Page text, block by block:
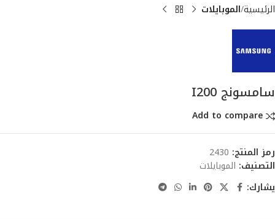
الرئيسية الموبايلات
سامسونج I200
Add to compare
رمز المنتج: 2430
التصنيف: الموبايلات
يشارك: